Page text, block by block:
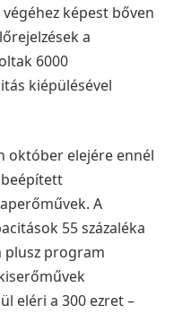
képest bőven
a
6000
kiépülésével
október elejére ennél
A
55 százaléka
plusz program
eléri a 300 ezret –